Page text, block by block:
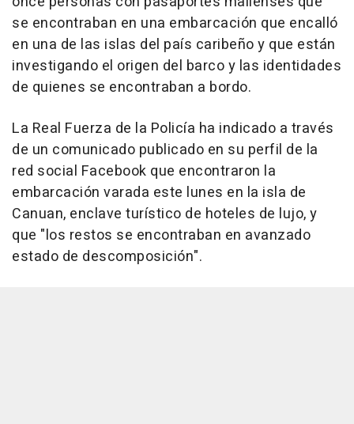
se encontraban en una embarcación que encalló
en una de las islas del país caribeño y que están
investigando el origen del barco y las identidades
de quienes se encontraban a bordo.
La Real Fuerza de la Policía ha indicado a través
de un comunicado publicado en su perfil de la
red social Facebook que encontraron la
embarcación varada este lunes en la isla de
Canuan, enclave turístico de hoteles de lujo, y
que "los restos se encontraban en avanzado
estado de descomposición".